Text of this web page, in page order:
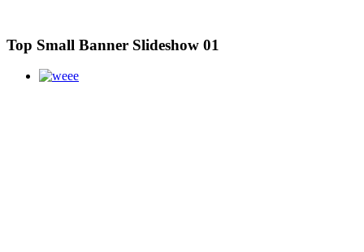
Top Small Banner Slideshow 01